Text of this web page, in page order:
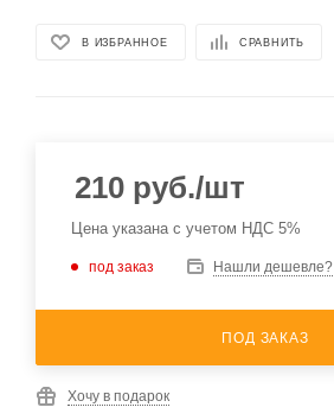
В ИЗБРАННОЕ СРАВНИТЬ
210 руб./шт
Цена указана с учетом НДС 5%
под заказ Нашли дешевле?
ПОД ЗАКАЗ
Хочу в подарок